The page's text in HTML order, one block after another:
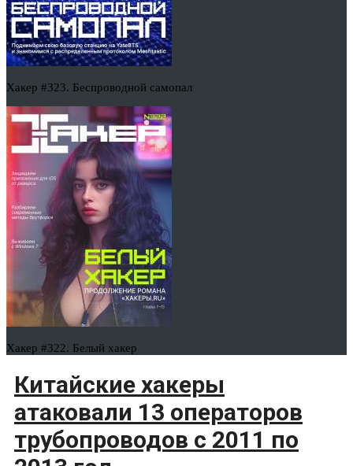
Хакер #323. Беспроводной самопал
Хакер #322. Белый хакер
Китайские хакеры
атаковали 13 операторов
трубопроводов с 2011 по